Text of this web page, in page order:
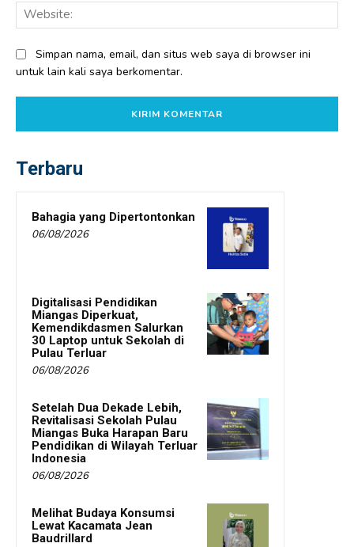
Simpan nama, email, dan situs web saya di browser ini
untuk lain kali saya berkomentar.
Terbaru
Bahagia yang Dipertontonkan
06/08/2026
Digitalisasi Pendidikan
Miangas Diperkuat,
Kemendikdasmen Salurkan
30 Laptop untuk Sekolah di
Pulau Terluar
06/08/2026
Setelah Dua Dekade Lebih,
Revitalisasi Sekolah Pulau
Miangas Buka Harapan Baru
Pendidikan di Wilayah Terluar
Indonesia
06/08/2026
Melihat Budaya Konsumsi
Lewat Kacamata Jean
Baudrillard